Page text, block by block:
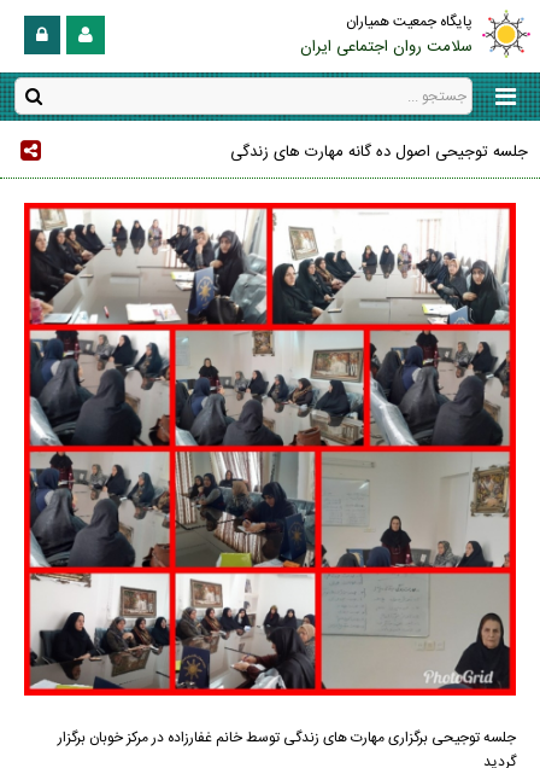
پایگاه جمعیت همیاران
سلامت روان اجتماعی ایران
جلسه توجیحی اصول ده گانه مهارت های زندگی
جلسه توجیحی برگزاری مهارت های زندگی توسط خانم غفارزاده در مرکز خوبان برگزار
گردید